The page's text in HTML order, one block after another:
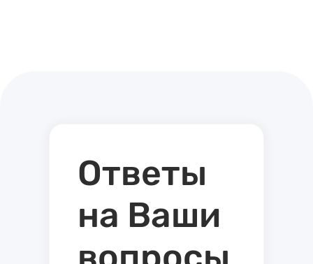
Ответы
на Ваши